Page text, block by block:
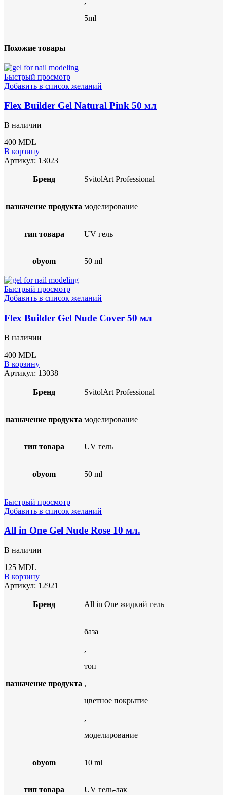
5ml
Похожие товары
Быстрый просмотр
Добавить в список желаний
Flex Builder Gel Natural Pink 50 мл
В наличии
400 MDL
В корзину
Артикул: 13023
Бренд SvitolArt Professional
назначение продукта моделирование
тип товара UV гель
obyom 50 ml
Быстрый просмотр
Добавить в список желаний
Flex Builder Gel Nude Cover 50 мл
В наличии
400 MDL
В корзину
Артикул: 13038
Бренд SvitolArt Professional
назначение продукта моделирование
тип товара UV гель
obyom 50 ml
Быстрый просмотр
Добавить в список желаний
All in One Gel Nude Rose 10 мл.
В наличии
125 MDL
В корзину
Артикул: 12921
Бренд All in One жидкий гель
назначение продукта
база
,
топ
,
цветное покрытие
,
моделирование
obyom 10 ml
тип товара UV гель-лак